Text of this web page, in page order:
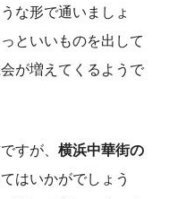
な形で通いましょ
といいものを出して
が増えてくるようで
すが、 横浜中華街の
はいかがでしょう